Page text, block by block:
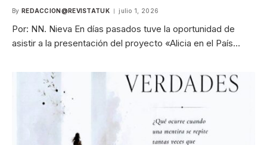
By REDACCION@REVISTATUK julio 1, 2026
Por: NN. Nieva En días pasados tuve la oportunidad de
asistir a la presentación del proyecto «Alicia en el País…